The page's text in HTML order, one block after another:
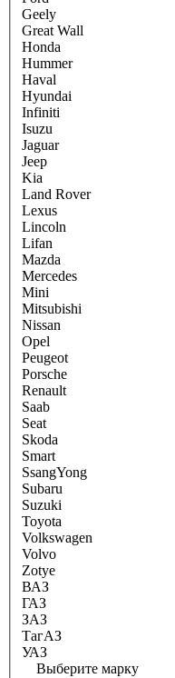
Geely
Great Wall
Honda
Hummer
Haval
Hyundai
Infiniti
Isuzu
Jaguar
Jeep
Kia
Land Rover
Lexus
Lincoln
Lifan
Mazda
Mercedes
Mini
Mitsubishi
Nissan
Opel
Peugeot
Porsche
Renault
Saab
Seat
Skoda
Smart
SsangYong
Subaru
Suzuki
Toyota
Volkswagen
Volvo
Zotye
ВАЗ
ГАЗ
ЗАЗ
ТагАЗ
УАЗ
Выберите марку